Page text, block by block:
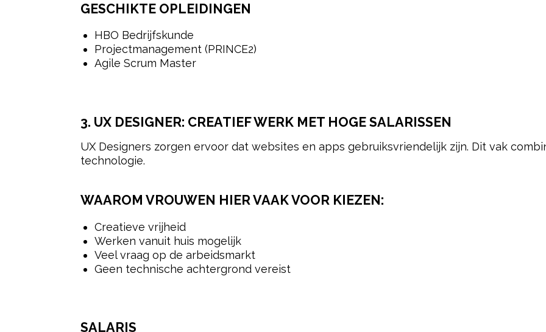
GESCHIKTE OPLEIDINGEN
HBO Bedrijfskunde
Projectmanagement (PRINCE2)
Agile Scrum Master
3. UX DESIGNER: CREATIEF WERK MET HOGE SALARISSEN
UX Designers zorgen ervoor dat websites en apps gebruiksvriendelijk zijn. Dit vak
technologie.
WAAROM VROUWEN HIER VAAK VOOR KIEZEN:
Creatieve vrijheid
Werken vanuit huis mogelijk
Veel vraag op de arbeidsmarkt
Geen technische achtergrond vereist
SALARIS